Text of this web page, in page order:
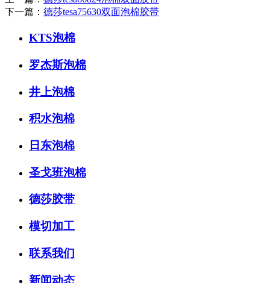
下一篇： 德莎tesa75630双面泡棉胶带
KTS泡棉
罗杰斯泡棉
井上泡棉
积水泡棉
日东泡棉
圣戈班泡棉
德莎胶带
模切加工
联系我们
新闻动态